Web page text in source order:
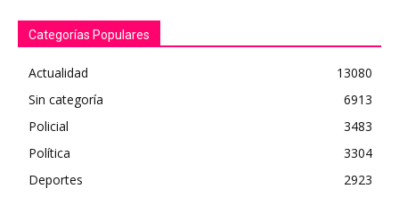
Categorías Populares
Actualidad
13080
Sin categoría
6913
Policial
3483
Política
3304
Deportes
2923